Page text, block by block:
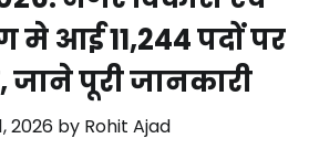
मे आई 11,244 पदों पर
जाने पूरी जानकारी
2026 by Rohit Ajad